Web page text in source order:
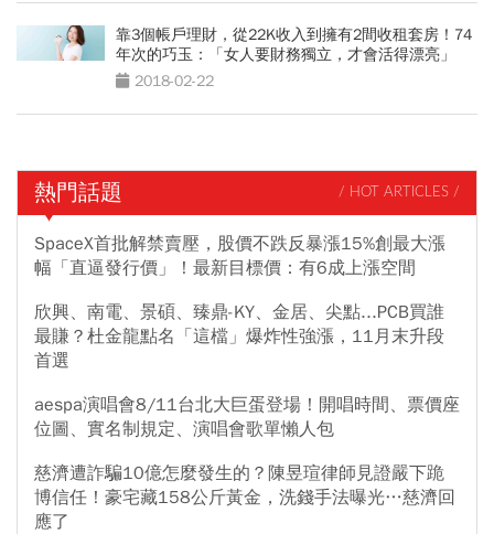
靠3個帳戶理財，從22K收入到擁有2間收租套房！74
年次的巧玉：「女人要財務獨立，才會活得漂亮」
2018-02-22
熱門話題 / HOT ARTICLES /
SpaceX首批解禁賣壓，股價不跌反暴漲15%創最大漲
幅「直逼發行價」！最新目標價：有6成上漲空間
欣興、南電、景碩、臻鼎-KY、金居、尖點...PCB買誰
最賺？杜金龍點名「這檔」爆炸性強漲，11月末升段
首選
aespa演唱會8/11台北大巨蛋登場！開唱時間、票價座
位圖、實名制規定、演唱會歌單懶人包
慈濟遭詐騙10億怎麼發生的？陳昱瑄律師見證嚴下跪
博信任！豪宅藏158公斤黃金，洗錢手法曝光…慈濟回
應了